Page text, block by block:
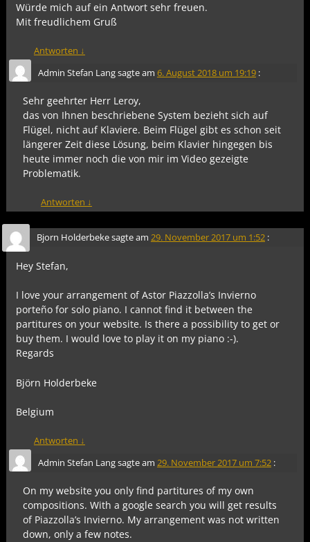
Würde mich auf ein Antwort sehr freuen.
Mit freudlichem Gruß
Antworten ↓
Admin Stefan Langsagte am 6. August 2018 um 19:19 :
Sehr geehrter Herr Leroy,
das von Ihnen beschriebene System bezieht sich auf
Flügel, nicht auf Klaviere. Beim Flügel gibt es schon seit
längerer Zeit diese Lösung, beim Klavier hingegen bis
heute immer noch die von mir im Video gezeigte
Problematik.
Antworten ↓
Bjorn Holderbekesagte am 29. November 2017 um 1:52 :
Hey Stefan,
I love your arrangement of Astor Piazzolla’s Invierno
porteño for solo piano. I cannot find it between the
partitures on your website. Is there a possibility to get or
buy them. I would love to play it on my piano :-).
Regards
Björn Holderbeke
Belgium
Antworten ↓
Admin Stefan Langsagte am 29. November 2017 um 7:52 :
On my website you only find partitures of my own
compositions. With a google search you will get results
of Piazzolla’s Invierno. My arrangement was not written
down, only a few notes.